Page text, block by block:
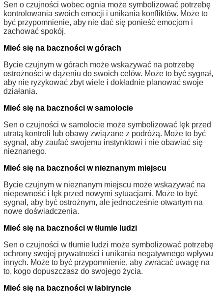
Sen o czujności wobec ognia może symbolizować potrzebę
kontrolowania swoich emocji i unikania konfliktów. Może to
być przypomnienie, aby nie dać się ponieść emocjom i
zachować spokój.
Mieć się na baczności w górach
Bycie czujnym w górach może wskazywać na potrzebę
ostrożności w dążeniu do swoich celów. Może to być sygnał,
aby nie ryzykować zbyt wiele i dokładnie planować swoje
działania.
Mieć się na baczności w samolocie
Sen o czujności w samolocie może symbolizować lęk przed
utratą kontroli lub obawy związane z podróżą. Może to być
sygnał, aby zaufać swojemu instynktowi i nie obawiać się
nieznanego.
Mieć się na baczności w nieznanym miejscu
Bycie czujnym w nieznanym miejscu może wskazywać na
niepewność i lęk przed nowymi sytuacjami. Może to być
sygnał, aby być ostrożnym, ale jednocześnie otwartym na
nowe doświadczenia.
Mieć się na baczności w tłumie ludzi
Sen o czujności w tłumie ludzi może symbolizować potrzebę
ochrony swojej prywatności i unikania negatywnego wpływu
innych. Może to być przypomnienie, aby zwracać uwagę na
to, kogo dopuszczasz do swojego życia.
Mieć się na baczności w labiryncie